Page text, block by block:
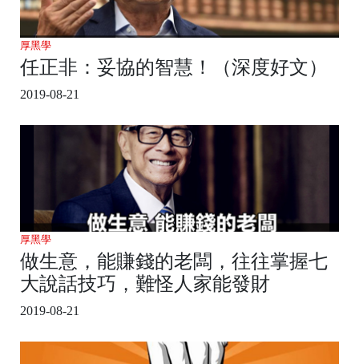
厚黑學
任正非：妥協的智慧！（深度好文）
2019-08-21
厚黑學
做生意，能賺錢的老闆，往往掌握七
大說話技巧，難怪人家能發財
2019-08-21